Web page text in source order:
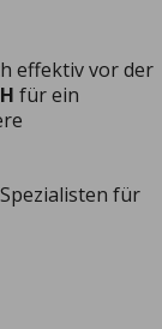
effektiv vor der
für ein
für